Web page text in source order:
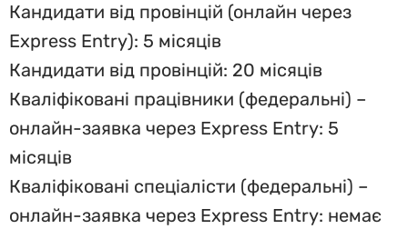
Кандидати від провінцій (онлайн через
Express Entry): 5 місяців
Кандидати від провінцій: 20 місяців
Кваліфіковані працівники (федеральні) –
онлайн-заявка через Express Entry: 5
місяців
Кваліфіковані спеціалісти (федеральні) –
онлайн-заявка через Express Entry: немає